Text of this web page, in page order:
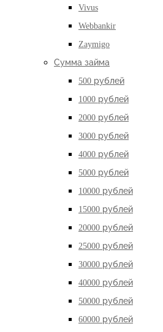
Vivus
Webbankir
Zaymigo
Сумма займа
500 рублей
1000 рублей
2000 рублей
3000 рублей
4000 рублей
5000 рублей
10000 рублей
15000 рублей
20000 рублей
25000 рублей
30000 рублей
40000 рублей
50000 рублей
60000 рублей